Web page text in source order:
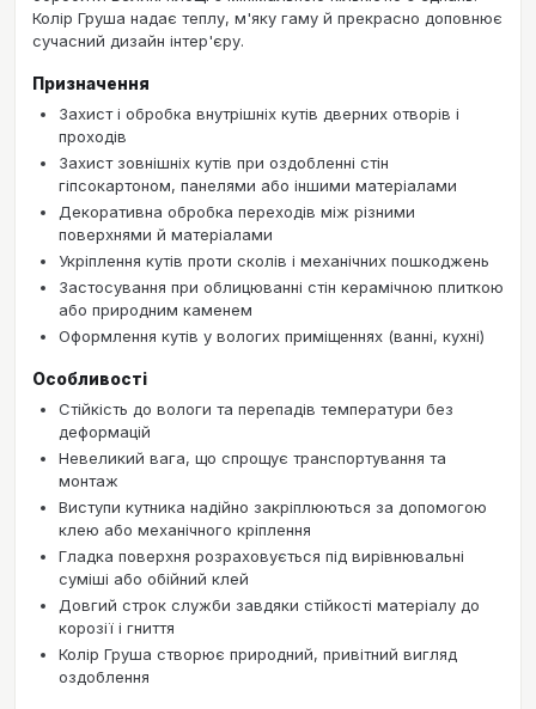
Колір Груша надає теплу, м'яку гаму й прекрасно доповнює
сучасний дизайн інтер'єру.
Призначення
Захист і обробка внутрішніх кутів дверних отворів і
проходів
Захист зовнішніх кутів при оздобленні стін
гіпсокартоном, панелями або іншими матеріалами
Декоративна обробка переходів між різними
поверхнями й матеріалами
Укріплення кутів проти сколів і механічних пошкоджень
Застосування при облицюванні стін керамічною плиткою
або природним каменем
Оформлення кутів у вологих приміщеннях (ванні, кухні)
Особливості
Стійкість до вологи та перепадів температури без
деформацій
Невеликий вага, що спрощує транспортування та
монтаж
Виступи кутника надійно закріплюються за допомогою
клею або механічного кріплення
Гладка поверхня розраховується під вирівнювальні
суміші або обійний клей
Довгий строк служби завдяки стійкості матеріалу до
корозії і гниття
Колір Груша створює природний, привітний вигляд
оздоблення